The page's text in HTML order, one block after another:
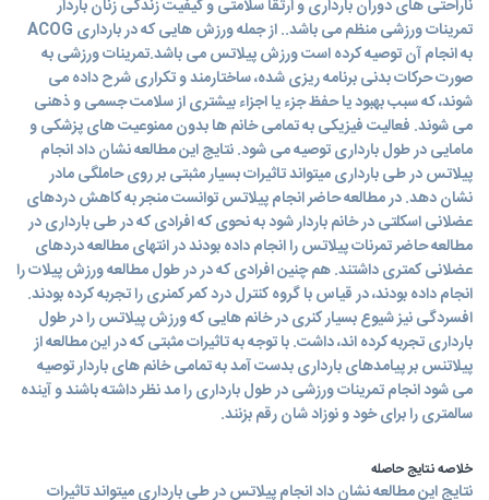
ناراحتی های دوران بارداری و ارتقا سلامتی و کیفیت زندگی زنان باردار
تمرینات ورزشی منظم می باشد.. از جمله ورزش هایی که در بارداری ACOG
به انجام آن توصیه کرده است ورزش پیلاتس می باشد.تمرینات ورزشی به
صورت حرکات بدنی برنامه ریزی شده، ساختارمند و تکراری شرح داده می
شوند، که سبب بهبود یا حفظ جزء یا اجزاء بیشتری از سلامت جسمی و ذهنی
می شوند. فعالیت فیزیکی به تمامی خانم ها بدون ممنوعیت های پزشکی و
مامایی در طول بارداری توصیه می شود. نتایج این مطالعه نشان داد انجام
پیلاتس در طی بارداری میتواند تاثیرات بسیار مثبتی بر روی حاملگی مادر
نشان دهد. در مطالعه حاضر انجام پیلاتس توانست منجر به کاهش دردهای
عضلانی اسکلتی در خانم باردار شود به نحوی که افرادی که در طی بارداری در
مطالعه حاضر تمرنات پیلاتس را انجام داده بودند در انتهای مطالعه دردهای
عضلانی کمتری داشتند. هم چنین افرادی که در در طول مطالعه ورزش پیلات را
انجام داده بودند، در قیاس با گروه کنترل درد کمر کمنری را تجربه کرده بودند.
افسردگی نیز شیوع بسیار کنری در خانم هایی که ورزش پیلاتس را در طول
بارداری تجربه کرده اند، داشت. با توجه به تاثیرات مثبتی که در این مطالعه از
پیلاتنس بر پیامدهای بارداری بدست آمد به تمامی خانم های باردار توصیه
می شود انجام تمرینات ورزشی در طول بارداری را مد نظر داشته باشند و آینده
سالمتری را برای خود و نوزاد شان رقم بزنند.
خلاصه نتایج حاصله
نتایج این مطالعه نشان داد انجام پیلاتس در طی بارداری میتواند تاثیرات